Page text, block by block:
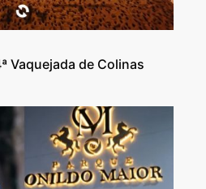
Vaquejada de Colinas